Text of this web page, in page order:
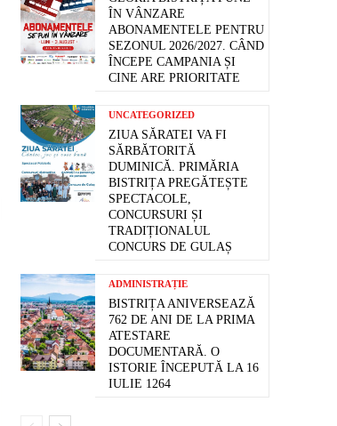
ÎN VÂNZARE
ABONAMENTELE PENTRU
SEZONUL 2026/2027. CÂND
ÎNCEPE CAMPANIA ȘI
CINE ARE PRIORITATE
UNCATEGORIZED
ZIUA SĂRATEI VA FI
SĂRBĂTORITĂ
DUMINICĂ. PRIMĂRIA
BISTRIȚA PREGĂTEȘTE
SPECTACOLE,
CONCURSURI ȘI
TRADIȚIONALUL
CONCURS DE GULAȘ
ADMINISTRAȚIE
BISTRIȚA ANIVERSEAZĂ
762 DE ANI DE LA PRIMA
ATESTARE
DOCUMENTARĂ. O
ISTORIE ÎNCEPUTĂ LA 16
IULIE 1264